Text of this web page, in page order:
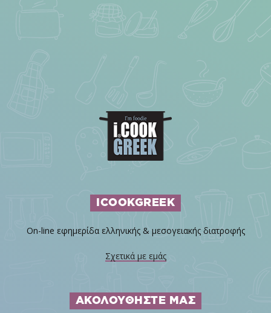
ICOOKGREEK
On-line εφημερίδα ελληνικής & μεσογειακής διατροφής
Σχετικά με εμάς
ΑΚΟΛΟΥΘΗΣΤΕ ΜΑΣ